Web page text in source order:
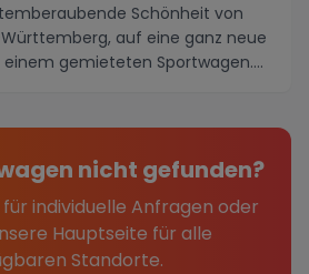
Schönheit von
auf eine ganz neue
gemieteten Sportwagen.
nicht gefunden?
individuelle Anfragen oder
Hauptseite für alle
Standorte.